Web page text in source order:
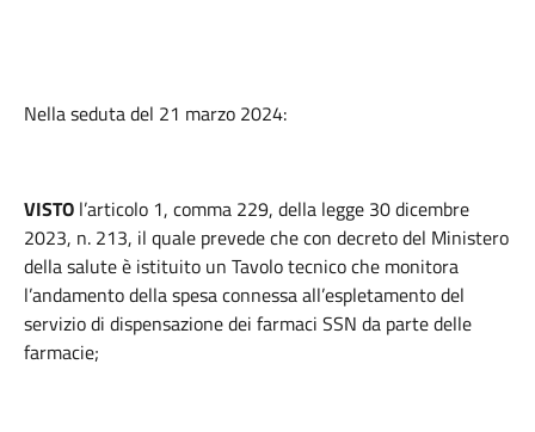
Nella seduta del 21 marzo 2024:
VISTO l’articolo 1, comma 229, della legge 30 dicembre
2023, n. 213, il quale prevede che con decreto del Ministero
della salute è istituito un Tavolo tecnico che monitora
l’andamento della spesa connessa all’espletamento del
servizio di dispensazione dei farmaci SSN da parte delle
farmacie;